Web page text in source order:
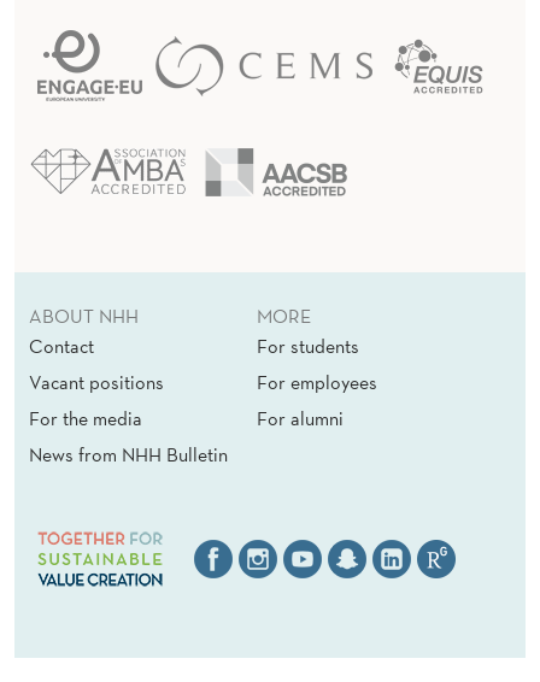
ABOUT NHH
Contact
Vacant positions
For the media
News from NHH Bulletin
MORE
For students
For employees
For alumni